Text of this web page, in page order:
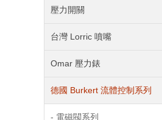
壓力開關
台灣 Lorric 噴嘴
Omar 壓力錶
德國 Burkert 流體控制系列
- 電磁閥系列